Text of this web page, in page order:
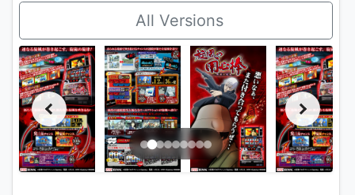
All Versions